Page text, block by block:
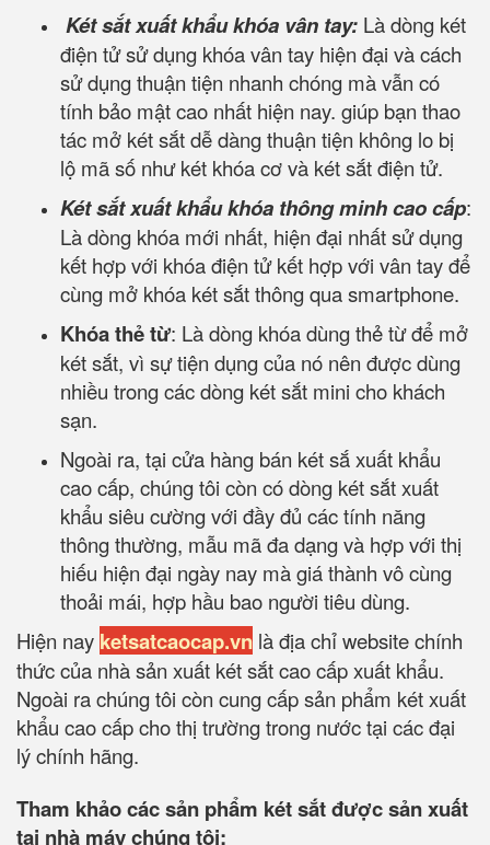
Két sắt xuất khẩu khóa vân tay: Là dòng két
điện tử sử dụng khóa vân tay hiện đại và cách
sử dụng thuận tiện nhanh chóng mà vẫn có
tính bảo mật cao nhất hiện nay. giúp bạn thao
tác mở két sắt dễ dàng thuận tiện không lo bị
lộ mã số như két khóa cơ và két sắt điện tử.
Két sắt xuất khẩu khóa thông minh cao cấp:
Là dòng khóa mới nhất, hiện đại nhất sử dụng
kết hợp với khóa điện tử kết hợp với vân tay để
cùng mở khóa két sắt thông qua smartphone.
Khóa thẻ từ: Là dòng khóa dùng thẻ từ để mở
két sắt, vì sự tiện dụng của nó nên được dùng
nhiều trong các dòng két sắt mini cho khách
sạn.
Ngoài ra, tại cửa hàng bán két sắ xuất khẩu
cao cấp, chúng tôi còn có dòng két sắt xuất
khẩu siêu cường với đầy đủ các tính năng
thông thường, mẫu mã đa dạng và hợp với thị
hiếu hiện đại ngày nay mà giá thành vô cùng
thoải mái, hợp hầu bao người tiêu dùng.
Hiện nay ketsatcaocap.vn là địa chỉ website chính
thức của nhà sản xuất két sắt cao cấp xuất khẩu.
Ngoài ra chúng tôi còn cung cấp sản phẩm két xuất
khẩu cao cấp cho thị trường trong nước tại các đại
lý chính hãng.
Tham khảo các sản phẩm két sắt được sản xuất
tại nhà máy chúng tôi: